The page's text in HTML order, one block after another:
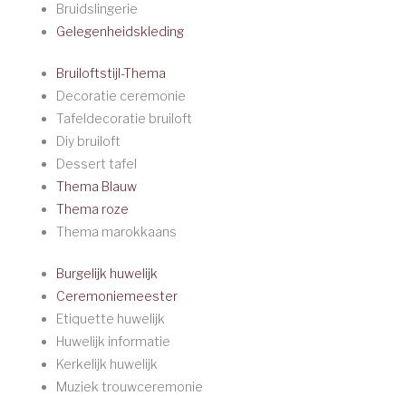
Bruidslingerie
Gelegenheidskleding
Bruiloftstijl-Thema
Decoratie ceremonie
Tafeldecoratie bruiloft
Diy bruiloft
Dessert tafel
Thema Blauw
Thema roze
Thema marokkaans
Burgelijk huwelijk
Ceremoniemeester
Etiquette huwelijk
Huwelijk informatie
Kerkelijk huwelijk
Muziek trouwceremonie